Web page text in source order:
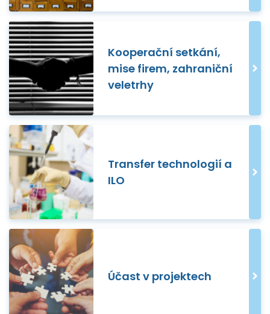
Kooperační setkání,
mise firem, zahraniční
veletrhy
Transfer technologií a
ILO
Účast v projektech